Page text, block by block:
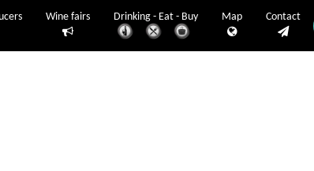
Wine fairs Drinking - Eat - Buy Map Contact